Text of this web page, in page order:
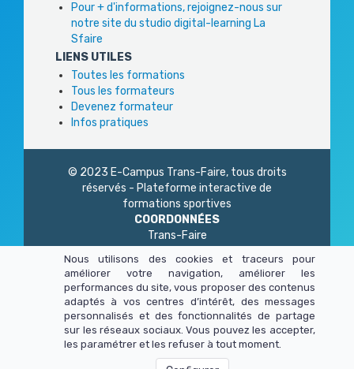
Pour + d'informations, rejoignez-nous sur
notre site du studio digital-learning La
Sfaire
LIENS UTILES
Toutes les formations
Tous les formateurs
Devenez formateur
Infos pratiques
© 2023 E-Campus Trans-Faire, tous droits
réservés - Plateforme interactive de
formations sportives
COORDONNÉES
Trans-Faire
75 020 Paris
01 45 23 83 87
Du lundi au vendredi
de 9h à 13h - 14h à 17h
Nous utilisons des cookies et traceurs pour
améliorer votre navigation, améliorer les
performances du site, vous proposer des contenus
adaptés à vos centres d’intérêt, des messages
personnalisés et des fonctionnalités de partage
sur les réseaux sociaux. Vous pouvez les accepter,
les paramétrer et les refuser à tout moment.